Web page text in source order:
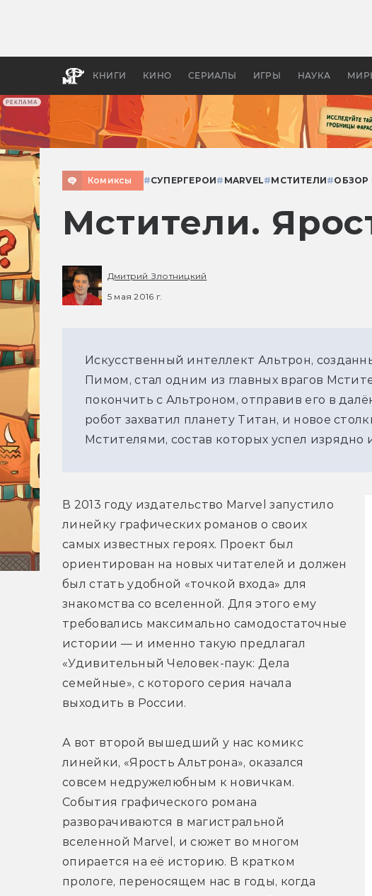
РЕКЛАМА
КНИГИ КИНО СЕРИАЛЫ ИГРЫ НАУКА
апокалипсис, в
Комиксы #СУПЕРГЕРОИ# MARVEL#МСТИТЕЛИ#ОБЗОР
Мстители.
Дмитрий Злотницкий
5 мая 2016 г.
Искусственный интеллект Альтрон,
Пимом, стал одним из главных врагов
покончить с Альтроном, отправив его в
робот захватил планету Титан, и новое
Мстителями, состав которых успел изрядно
В 2013 году издательство Marvel запустило
линейку графических романов о своих
самых известных героях. Проект был
ориентирован на новых читателей и должен
был стать удобной «точкой входа» для
знакомства со вселенной. Для этого ему
требовались максимально самодостаточные
истории — и именно такую предлагал
«Удивительный Человек-паук: Дела
семейные», с которого серия начала
выходить в России.
А вот второй вышедший у нас комикс
линейки, «Ярость Альтрона», оказался
совсем недружелюбным к новичкам.
События графического романа
разворачиваются в магистральной
вселенной Marvel, и сюжет во многом
опирается на её историю. В кратком
прологе, переносящем нас в годы, когда